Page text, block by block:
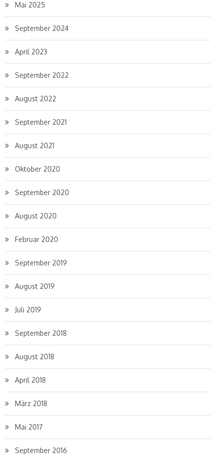
Mai 2025
September 2024
April 2023
September 2022
August 2022
September 2021
August 2021
Oktober 2020
September 2020
August 2020
Februar 2020
September 2019
August 2019
Juli 2019
September 2018
August 2018
April 2018
März 2018
Mai 2017
September 2016